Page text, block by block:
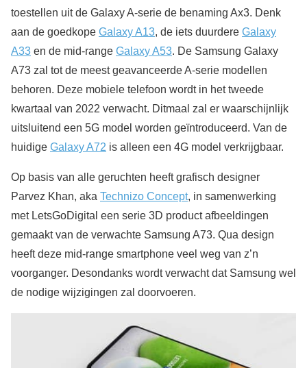
toestellen uit de Galaxy A-serie de benaming Ax3. Denk
aan de goedkope Galaxy A13, de iets duurdere Galaxy
A33 en de mid-range Galaxy A53. De Samsung Galaxy
A73 zal tot de meest geavanceerde A-serie modellen
behoren. Deze mobiele telefoon wordt in het tweede
kwartaal van 2022 verwacht. Ditmaal zal er waarschijnlijk
uitsluitend een 5G model worden geïntroduceerd. Van de
huidige Galaxy A72 is alleen een 4G model verkrijgbaar.
Op basis van alle geruchten heeft grafisch designer
Parvez Khan, aka Technizo Concept, in samenwerking
met LetsGoDigital een serie 3D product afbeeldingen
gemaakt van de verwachte Samsung A73. Qua design
heeft deze mid-range smartphone veel weg van z’n
voorganger. Desondanks wordt verwacht dat Samsung wel
de nodige wijzigingen zal doorvoeren.